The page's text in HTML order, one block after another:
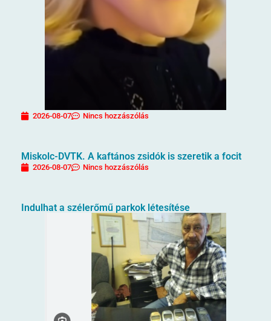
2026-08-07 Nincs hozzászólás
Miskolc-DVTK. A kaftános zsidók is szeretik a focit
2026-08-07 Nincs hozzászólás
Indulhat a szélerőmű parkok létesítése